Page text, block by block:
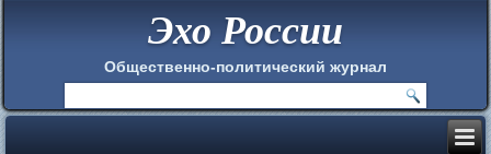
Эхо России
Общественно-политический журнал